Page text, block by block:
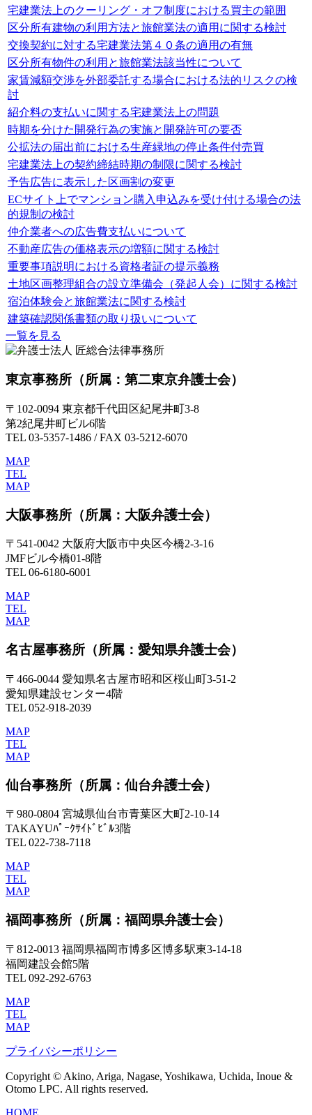
宅建業法上のクーリング・オフ制度における買主の範囲
区分所有建物の利用方法と旅館業法の適用に関する検討
交換契約に対する宅建業法第４０条の適用の有無
区分所有物件の利用と旅館業法該当性について
家賃減額交渉を外部委託する場合における法的リスクの検
討
紹介料の支払いに関する宅建業法上の問題
時期を分けた開発行為の実施と開発許可の要否
公拡法の届出前における生産緑地の停止条件付売買
宅建業法上の契約締結時期の制限に関する検討
予告広告に表示した区画割の変更
ECサイト上でマンション購入申込みを受け付ける場合の法
的規制の検討
仲介業者への広告費支払いについて
不動産広告の価格表示の増額に関する検討
重要事項説明における資格者証の提示義務
土地区画整理組合の設立準備会（発起人会）に関する検討
宿泊体験会と旅館業法に関する検討
建築確認関係書類の取り扱いについて
一覧を見る
東京事務所 （所属：第二東京弁護士会）
〒102-0094 東京都千代田区紀尾井町3-8
第2紀尾井町ビル6階
TEL 03-5357-1486 / FAX 03-5212-6070
MAP
TEL
MAP
大阪事務所 （所属：大阪弁護士会）
〒541-0042 大阪府大阪市中央区今橋2-3-16
JMFビル今橋01-8階
TEL 06-6180-6001
MAP
TEL
MAP
名古屋事務所 （所属：愛知県弁護士会）
〒466-0044 愛知県名古屋市昭和区桜山町3-51-2
愛知県建設センター4階
TEL 052-918-2039
MAP
TEL
MAP
仙台事務所 （所属：仙台弁護士会）
〒980-0804 宮城県仙台市青葉区大町2-10-14
TAKAYUﾊﾟｰｸｻｲﾄﾞﾋﾞﾙ3階
TEL 022-738-7118
MAP
TEL
MAP
福岡事務所 （所属：福岡県弁護士会）
〒812-0013 福岡県福岡市博多区博多駅東3-14-18
福岡建設会館5階
TEL 092-292-6763
MAP
TEL
MAP
プライバシーポリシー
Copyright © Akino, Ariga, Nagase, Yoshikawa, Uchida, Inoue &
Otomo LPC. All rights reserved.
HOME